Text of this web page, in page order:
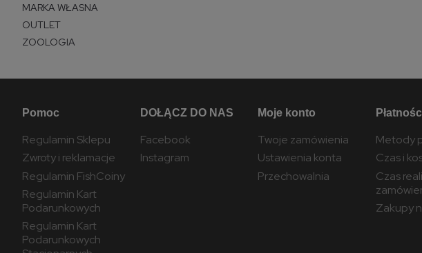
MARKA WŁASNA
OUTLET
ZOOLOGIA
Pomoc
Regulamin Sklepu
Zwroty i reklamacje
Regulamin FishCoiny
Regulamin Kart
Podarunkowych
Regulamin Kart
Podarunkowych
DOŁĄCZ DO NAS
Facebook
Instagram
Moje konto
Twoje zamówienia
Ustawienia konta
Przechowalnia
Metody
Czas i
Czas
Zakupy